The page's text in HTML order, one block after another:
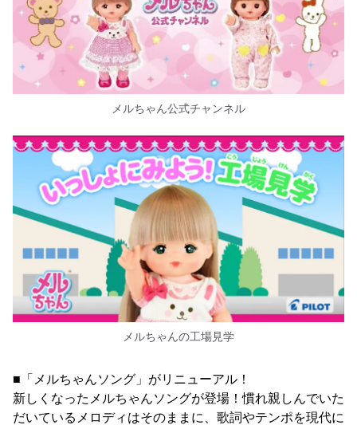
メルちゃん公式チャンネル
メルちゃんの工場見学
■「メルちゃんソング」がリニューアル！
新しくなったメルちゃんソングが登場！慣れ親しんでいた
だいているメロディはそのままに、歌詞やテンポを現代に